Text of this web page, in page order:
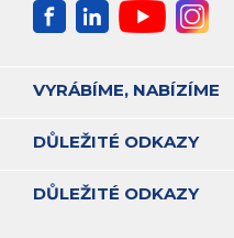
VYRÁBÍME, NABÍZÍME
DŮLEŽITÉ ODKAZY
DŮLEŽITÉ ODKAZY